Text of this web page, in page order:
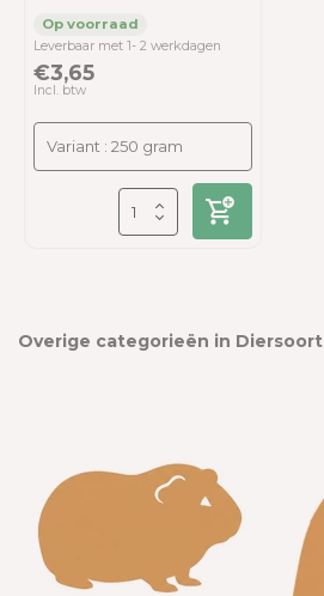
Leverbaar met 1- 2 werkdagen
€3,65
Incl. btw
Overige categorieën in Diersoort